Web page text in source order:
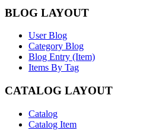
BLOG LAYOUT
User Blog
Category Blog
Blog Entry (Item)
Items By Tag
CATALOG LAYOUT
Catalog
Catalog Item